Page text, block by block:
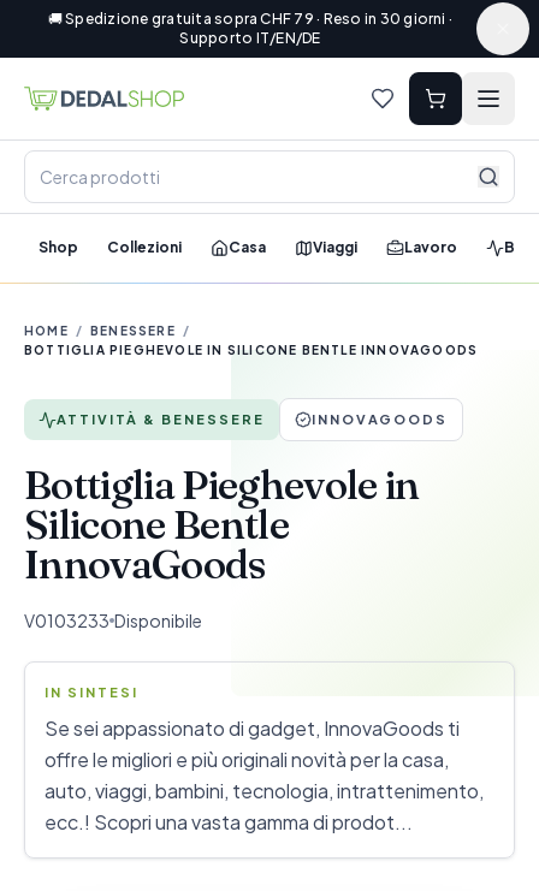
🚚 Spedizione gratuita sopra CHF 79 · Reso in 30 giorni ·
Supporto IT/EN/DE
Shop Collezioni Casa Viaggi Lavoro
HOME / BENESSERE
/
BOTTIGLIA PIEGHEVOLE IN SILICONE BENTLE INNOVAGOODS
ATTIVITÀ & BENESSERE INNOVAGOODS
Bottiglia Pieghevole in
Silicone Bentle
InnovaGoods
V0103233 Disponibile
IN SINTESI
Se sei appassionato di gadget, InnovaGoods ti
offre le migliori e più originali novità per la casa,
auto, viaggi, bambini, tecnologia, intrattenimento,
ecc.! Scopri una vasta gamma di prodot...